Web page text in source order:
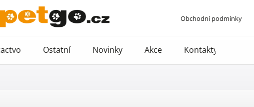
Obchodní podmínky
Ostatní Novinky Akce Kontakty